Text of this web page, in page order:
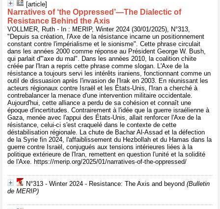
[article]
Narratives of ‘the Oppressed’—The Dialectic of
Resistance Behind the Axis
VOLLMER, Ruth - In : MERIP, Winter 2024 (30/01/2025), N°313,
"Depuis sa création, l'Axe de la résistance incarne un positionnement
constant contre l'impérialisme et le sionisme". Cette phrase circulait
dans les années 2000 comme réponse au Président George W. Bush,
qui parlait d'"axe du mal". Dans les années 2010, la coalition chiite
créée par l'Iran a repris cette phrase comme slogan. L'Axe de la
résistance a toujours servi les intérêts iraniens, fonctionnant comme un
outil de dissuasion après l'invasion de l'Irak en 2003. En réunissant les
acteurs régionaux contre Israël et les États-Unis, l'Iran a cherché à
contrebalancer la menace d'une intervention militaire occidentale.
Aujourd'hui, cette alliance a perdu de sa cohésion et connaît une
époque d'incertitudes. Contrairement à l'idée que la guerre israélienne à
Gaza, menée avec l'appui des États-Unis, allait renforcer l'Axe de la
résistance, celui-ci s'est craquelé dans le contexte de cette
déstabilisation régionale. La chute de Bachar Al-Assad et la défection
de la Syrie fin 2024, l'affaiblissement du Hezbollah et du Hamas dans la
guerre contre Israël, conjugués aux tensions intérieures liées à la
politique extérieure de l'Iran, remettent en question l'unité et la solidité
de l'Axe. https://merip.org/2025/01/narratives-of-the-oppressed/
N°313 - Winter 2024 - Resistance: The Axis and beyond (Bulletin
de MERIP)